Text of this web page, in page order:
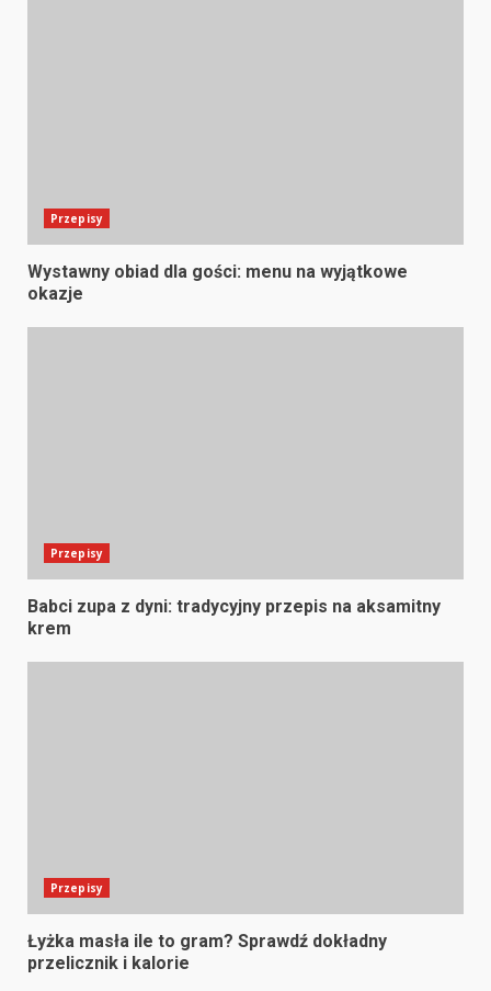
Przepisy
Wystawny obiad dla gości: menu na wyjątkowe
okazje
Przepisy
Babci zupa z dyni: tradycyjny przepis na aksamitny
krem
Przepisy
Łyżka masła ile to gram? Sprawdź dokładny
przelicznik i kalorie